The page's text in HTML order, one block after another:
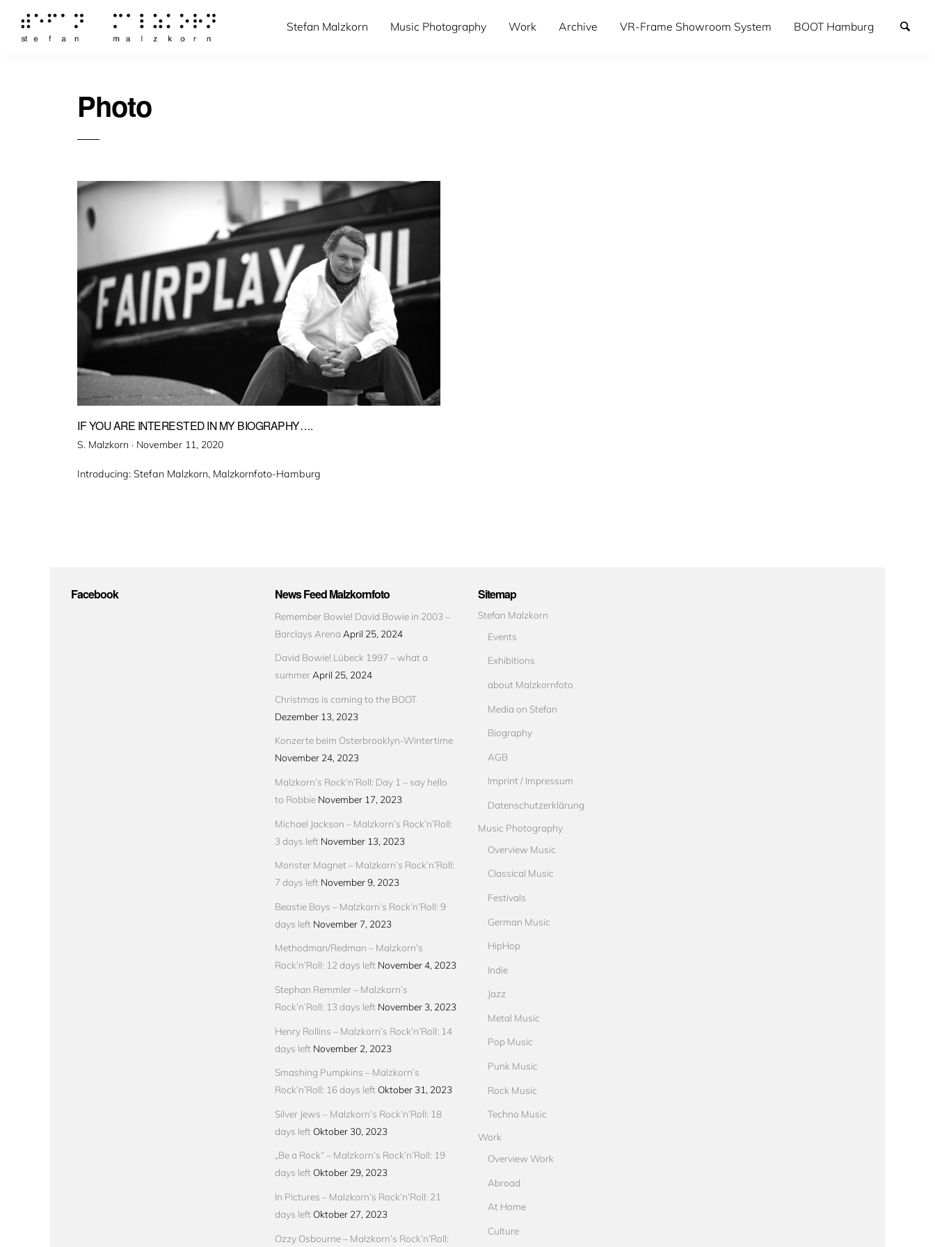
Stefan Malzkorn Music Photography Work Archive VR-Frame Showroom System BOOT Hamburg
Photo
IF YOU ARE INTERESTED IN MY BIOGRAPHY….
S. Malzkorn · Veröffentlicht
November 11, 2020
Introducing: Stefan Malzkorn, Malzkornfoto-Hamburg
Facebook News Feed Malzkornfoto
Remember Bowie! David Bowie in 2003 –
Barclays Arena April 25, 2024
David Bowie! Lübeck 1997 – what a
summer April 25, 2024
Christmas is coming to the BOOT
Dezember 13, 2023
Konzerte beim Osterbrooklyn-Wintertime
November 24, 2023
Malzkorn’s Rock’n’Roll: Day 1 – say hello
to Robbie November 17, 2023
Michael Jackson – Malzkorn’s Rock’n’Roll:
3 days left November 13, 2023
Monster Magnet – Malzkorn’s Rock’n’Roll:
7 days left November 9, 2023
Beastie Boys – Malzkorn’s Rock’n’Roll: 9
days left November 7, 2023
Methodman/Redman – Malzkorn’s
Rock’n’Roll: 12 days left November 4, 2023
Stephan Remmler – Malzkorn’s
Rock’n’Roll: 13 days left November 3, 2023
Henry Rollins – Malzkorn’s Rock’n’Roll: 14
days left November 2, 2023
Smashing Pumpkins – Malzkorn’s
Rock’n’Roll: 16 days left Oktober 31, 2023
Silver Jews – Malzkorn’s Rock’n’Roll: 18
days left Oktober 30, 2023
„Be a Rock“ – Malzkorn’s Rock’n’Roll: 19
days left Oktober 29, 2023
In Pictures – Malzkorn’s Rock’n’Roll: 21
days left Oktober 27, 2023
Ozzy Osbourne – Malzkorn’s Rock’n’Roll:
Sitemap
Stefan Malzkorn
Events
Exhibitions
about Malzkornfoto
Media on Stefan
Biography
AGB
Imprint / Impressum
Datenschutzerklärung
Music Photography
Overview Music
Classical Music
Festivals
German Music
HipHop
Indie
Jazz
Metal Music
Pop Music
Punk Music
Rock Music
Techno Music
Work
Overview Work
Abroad
At Home
Culture